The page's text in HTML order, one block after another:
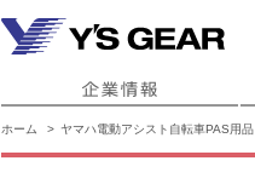
ホーム ヤマハ電動アシスト自転車PAS用品